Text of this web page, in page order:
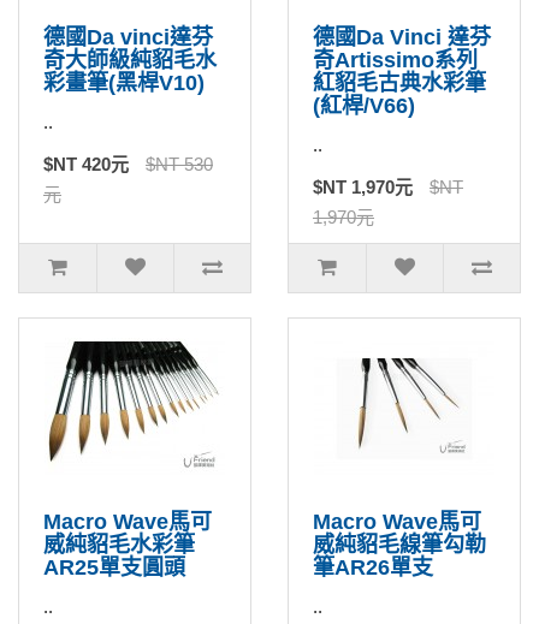
德國Da vinci達芬
奇大師級純貂毛水
彩畫筆(黑桿V10)
..
$NT 420元
$NT 530
元
德國Da Vinci 達芬
奇Artissimo系列
紅貂毛古典水彩筆
(紅桿/V66)
..
$NT 1,970元
$NT
1,970元
Macro Wave馬可
威純貂毛水彩筆
AR25單支圓頭
..
Macro Wave馬可
威純貂毛線筆勾勒
筆AR26單支
..